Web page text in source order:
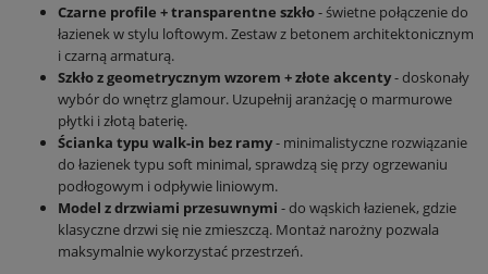
Czarne profile + transparentne szkło- świetne połączenie do
łazienek w stylu loftowym. Zestaw z betonem architektonicznym
i czarną armaturą.
Szkło z geometrycznym wzorem + złote akcenty- doskonały
wybór do wnętrz glamour. Uzupełnij aranżację o marmurowe
płytki i złotą baterię.
Ścianka typu walk-in bez ramy- minimalistyczne rozwiązanie
do łazienek typu soft minimal, sprawdzą się przy ogrzewaniu
podłogowym i odpływie liniowym.
Model z drzwiami przesuwnymi - do wąskich łazienek, gdzie
klasyczne drzwi się nie zmieszczą. Montaż narożny pozwala
maksymalnie wykorzystać przestrzeń.